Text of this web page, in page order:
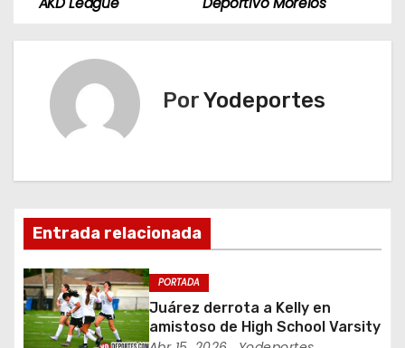
a
c
i
ó
n
PorYodeportes
Entrada relacionada
PORTADA
Juárez derrota a Kelly en
amistoso de High School Varsity